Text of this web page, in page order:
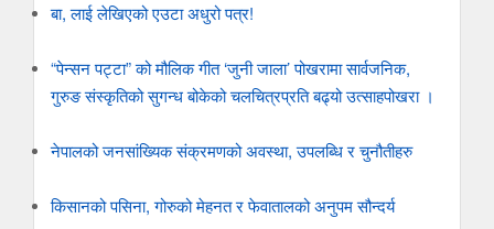
बा, लाई लेखिएको एउटा अधुरो पत्र!
“पेन्सन पट्टा” को मौलिक गीत ‘जुनी जाला’ पोखरामा सार्वजनिक,
गुरुङ संस्कृतिको सुगन्ध बोकेको चलचित्रप्रति बढ्यो उत्साहपोखरा ।
नेपालको जनसांख्यिक संक्रमणको अवस्था, उपलब्धि र चुनौतीहरु
किसानको पसिना, गोरुको मेहनत र फेवातालको अनुपम सौन्दर्य